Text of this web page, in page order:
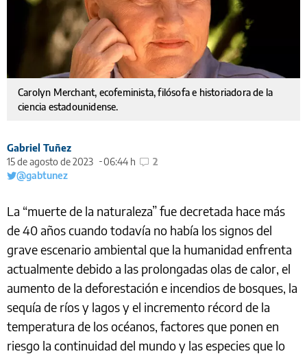
Carolyn Merchant, ecofeminista, filósofa e historiadora de la
ciencia estadounidense.
Gabriel Tuñez
15 de agosto de 2023
06:44 h
2
@gabtunez
La “muerte de la naturaleza” fue decretada hace más
de 40 años cuando todavía no había los signos del
grave escenario ambiental que la humanidad enfrenta
actualmente debido a las prolongadas olas de calor, el
aumento de la deforestación e incendios de bosques, la
sequía de ríos y lagos y el incremento récord de la
temperatura de los océanos, factores que ponen en
riesgo la continuidad del mundo y las especies que lo